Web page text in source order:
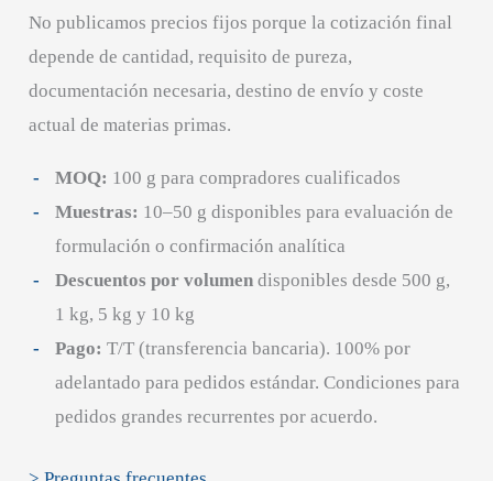
No publicamos precios fijos porque la cotización final
depende de cantidad, requisito de pureza,
documentación necesaria, destino de envío y coste
actual de materias primas.
MOQ: 100 g para compradores cualificados
Muestras: 10–50 g disponibles para evaluación de
formulación o confirmación analítica
Descuentos por volumendisponibles desde 500 g,
1 kg, 5 kg y 10 kg
Pago: T/T (transferencia bancaria). 100% por
adelantado para pedidos estándar. Condiciones para
pedidos grandes recurrentes por acuerdo.